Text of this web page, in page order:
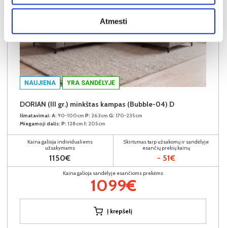
Atmesti
NAUJIENA YRA SANDĖLYJE
DORIAN (III gr.) minkštas kampas (Bubble-04) D
Išmatavimai: A: 90-100cm P: 263cm G: 170-235cm
Miegamoji dalis: P: 128cm I: 205cm
Kaina galioja individualiems
užsakymams
1150€
Skirtumas tarp užsakomų ir sandėlyje
esančių prekių kainų
- 51€
Kaina galioja sandėlyje esančioms prekėms
1099€
Į krepšelį